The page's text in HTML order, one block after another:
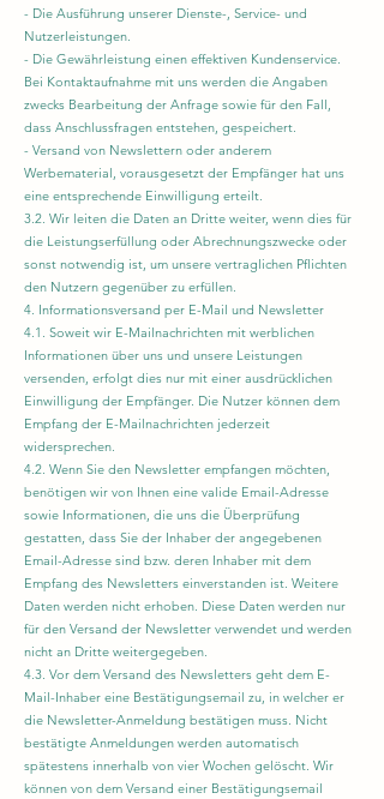
- Die Ausführung unserer Dienste-, Service- und
Nutzerleistungen.
- Die Gewährleistung einen effektiven Kundenservice.
Bei Kontaktaufnahme mit uns werden die Angaben
zwecks Bearbeitung der Anfrage sowie für den Fall,
dass Anschlussfragen entstehen, gespeichert.
- Versand von Newslettern oder anderem
Werbematerial, vorausgesetzt der Empfänger hat uns
eine entsprechende Einwilligung erteilt.
3.2. Wir leiten die Daten an Dritte weiter, wenn dies für
die Leistungserfüllung oder Abrechnungszwecke oder
sonst notwendig ist, um unsere vertraglichen Pflichten
den Nutzern gegenüber zu erfüllen.
4. Informationsversand per E-Mail und Newsletter
4.1. Soweit wir E-Mailnachrichten mit werblichen
Informationen über uns und unsere Leistungen
versenden, erfolgt dies nur mit einer ausdrücklichen
Einwilligung der Empfänger. Die Nutzer können dem
Empfang der E-Mailnachrichten jederzeit
widersprechen.
4.2. Wenn Sie den Newsletter empfangen möchten,
benötigen wir von Ihnen eine valide Email-Adresse
sowie Informationen, die uns die Überprüfung
gestatten, dass Sie der Inhaber der angegebenen
Email-Adresse sind bzw. deren Inhaber mit dem
Empfang des Newsletters einverstanden ist. Weitere
Daten werden nicht erhoben. Diese Daten werden nur
für den Versand der Newsletter verwendet und werden
nicht an Dritte weitergegeben.
4.3. Vor dem Versand des Newsletters geht dem E-
Mail-Inhaber eine Bestätigungsemail zu, in welcher er
die Newsletter-Anmeldung bestätigen muss. Nicht
bestätigte Anmeldungen werden automatisch
spätestens innerhalb von vier Wochen gelöscht. Wir
können von dem Versand einer Bestätigungsemail